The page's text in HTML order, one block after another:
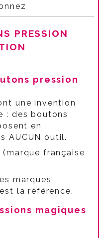
PRESSION
pression
une invention
: des boutons
en
AUCUN outil.​
(marque française
marques
la référence.​
magiques